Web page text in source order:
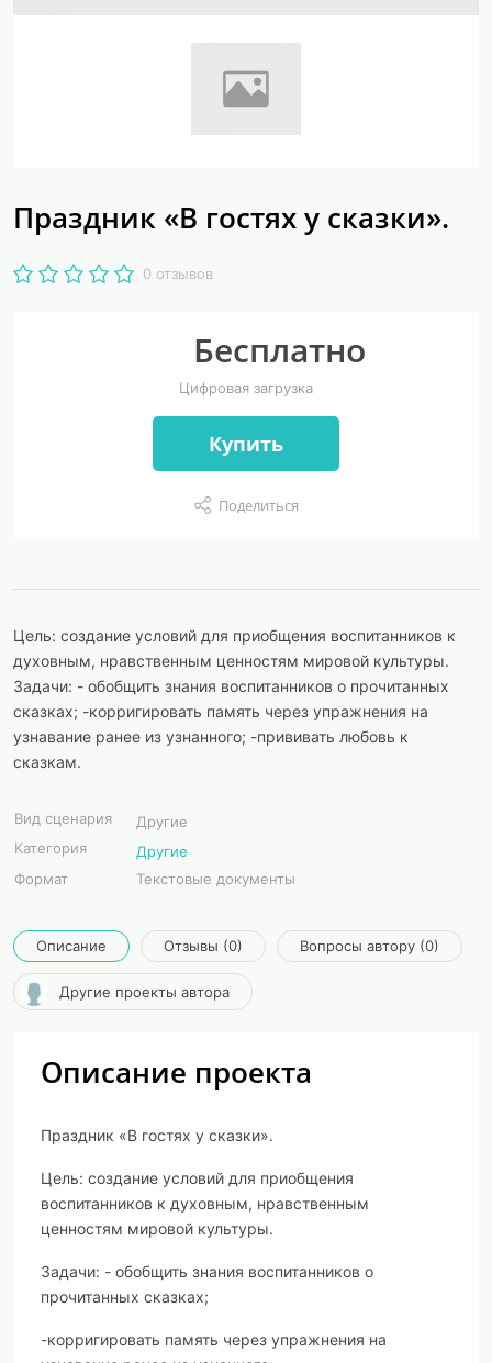
Праздник «В гостях у сказки».
0 отзывов
Бесплатно
Цифровая загрузка
Купить
Поделиться
Цель: создание условий для приобщения воспитанников к
духовным, нравственным ценностям мировой культуры.
Задачи: - обобщить знания воспитанников о прочитанных
сказках; -корригировать память через упражнения на
узнавание ранее из узнанного; -прививать любовь к
сказкам.
Вид сценария
Другие
Категория
Другие
Формат
Текстовые документы
Описание Отзывы (0) Вопросы автору (0)
Другие проекты автора
Описание проекта
Праздник «В гостях у сказки».
Цель: создание условий для приобщения
воспитанников к духовным, нравственным
ценностям мировой культуры.
Задачи: - обобщить знания воспитанников о
прочитанных сказках;
-корригировать память через упражнения на